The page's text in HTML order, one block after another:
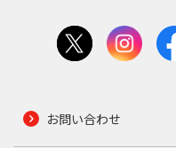
お問い合わせ